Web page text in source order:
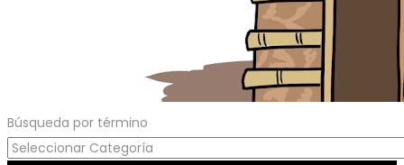
Búsqueda por término